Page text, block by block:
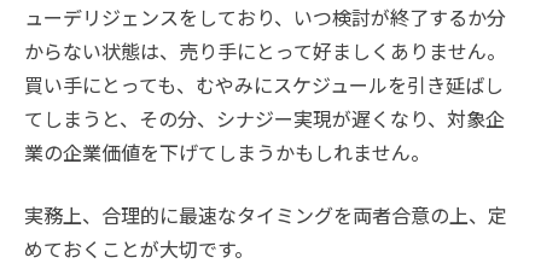
ューデリジェンスをしており、いつ検討が終了するか分
からない状態は、売り手にとって好ましくありません。
買い手にとっても、むやみにスケジュールを引き延ばし
てしまうと、その分、シナジー実現が遅くなり、対象企
業の企業価値を下げてしまうかもしれません。
実務上、合理的に最速なタイミングを両者合意の上、定
めておくことが大切です。